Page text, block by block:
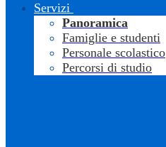
Servizi
Panoramica
Famiglie e studenti
Personale scolastico
Percorsi di studio